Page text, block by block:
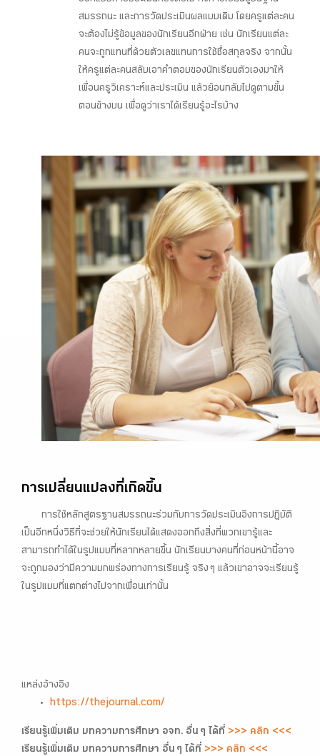
สมรรถนะ และการวัดประเมินผลแบบเดิม โดยครูแต่ละคน
จะต้องไม่รู้ข้อมูลของนักเรียนอีกฝ่าย เช่น นักเรียนแต่ละ
คนจะถูกแทนที่ด้วยตัวเลขแทนการใช้ชื่อสกุลจริง จากนั้น
ให้ครูแต่ละคนสลับเอาคำตอบของนักเรียนตัวเองมาให้
เพื่อนครูวิเคราะห์และประเมิน แล้วย้อนกลับไปดูตามขั้น
ตอนข้างบน เพื่อดูว่าเราได้เรียนรู้อะไรบ้าง
การเปลี่ยนแปลงที่เกิดขึ้น
การใช้หลักสูตรฐานสมรรถนะร่วมกับการวัดประเมินอิงการปฏิบัติ
เป็นอีกหนึ่งวิธีที่จะช่วยให้นักเรียนได้แสดงออกถึงสิ่งที่พวกเขารู้และ
สามารถทำได้ในรูปแบบที่หลากหลายขึ้น นักเรียนบางคนที่ก่อนหน้านี้อาจ
จะถูกมองว่ามีความบกพร่องทางการเรียนรู้ จริง ๆ แล้วเขาอาจจะเรียนรู้
ในรูปแบบที่แตกต่างไปจากเพื่อนเท่านั้น
แหล่งอ้างอิง
https://thejournal.com/
เรียนรู้เพิ่มเติม บทความการศึกษา อจท. อื่น ๆ ได้ที่ >>> คลิก <<<
เรียนรู้เพิ่มเติม บทความการศึกษา อื่น ๆ ได้ที่ >>> คลิก <<<